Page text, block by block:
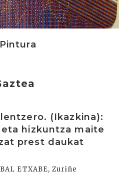
(Ikazkina):
hizkuntza maite
prest daukat
ETXABE, Zuriñe